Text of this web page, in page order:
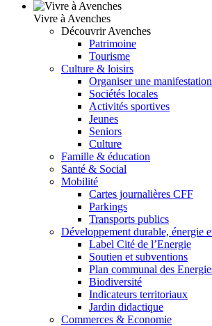
Vivre à Avenches
Découvrir Avenches
Patrimoine
Tourisme
Culture & loisirs
Organiser une manifestation
Sociétés locales
Activités sportives
Jeunes
Seniors
Culture
Famille & éducation
Santé & Social
Mobilité
Cartes journalières CFF
Parkings
Transports publics
Développement durable, énergie
Label Cité de l’Energie
Soutien et subventions
Plan communal des
Biodiversité
Indicateurs territoriaux
Jardin didactique
Commerces & Economie